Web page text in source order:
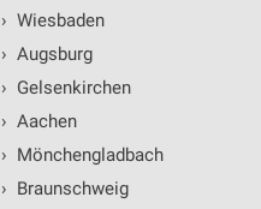
› Wiesbaden
› Augsburg
› Gelsenkirchen
› Aachen
› Mönchengladbach
› Braunschweig